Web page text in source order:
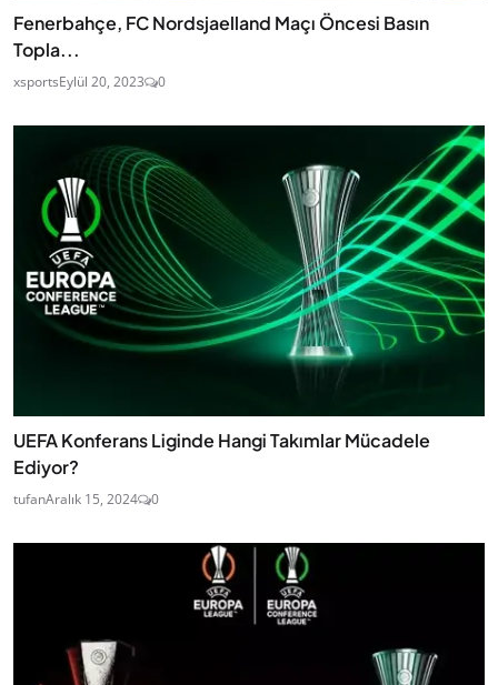
Fenerbahçe, FC Nordsjaelland Maçı Öncesi Basın
Topla...
xsportsEylül 20, 2023 0
UEFA Konferans Liginde Hangi Takımlar Mücadele
Ediyor?
tufanAralık 15, 2024 0